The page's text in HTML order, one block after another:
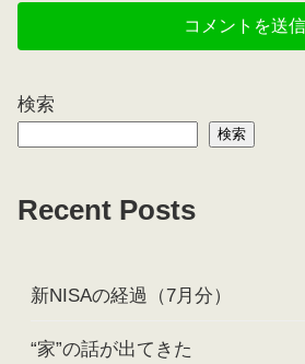
検索
検索
Recent Posts
新NISAの経過（7月分）
“家”の話が出てきた